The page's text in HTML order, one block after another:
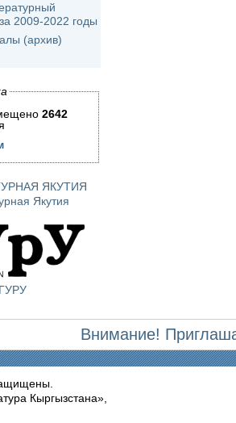
2009-2022 годы
(архив)
2642
Якутия
ГУРУ
Внимание!
Кыргызстана»,